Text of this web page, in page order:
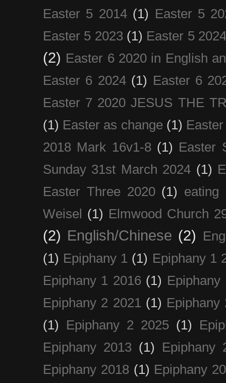
Easter 5 2014 (1) Easter 5
Easter 5 2023 (1) Easter 5
(2) Easter 6 2020 in English
Easter 6 2024 (1) Easter 6
Easter 7 2020 JESUS THE
(1) Easter as change (1)
2018 Mark 16v1-8 (1) Easter
Sunday 31st March 2024 (1)
Easter Three 2020 (1) eating
Weisel (1) Elmwood Church
(2) English/Chinese (2)
(1) Epiphany 1 (1) Epiphany 1
Epiphany 1 2016 (1) Epiphany
Epiphany 2 2021 (1) Epiphany
(1)
Epiphany 2 2025 (1)
Epiphany 2013 (1)
Epiphany
Epiphany 2018 (1) Epiphany